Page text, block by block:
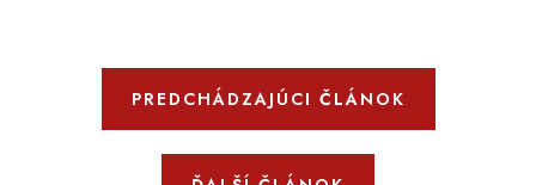
PREDCHÁDZAJÚCI ČLÁNOK